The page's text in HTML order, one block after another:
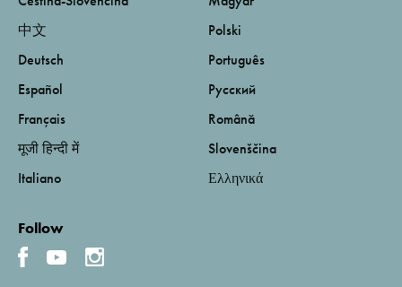
中文
Deutsch
Español
Français
मूजी हिन्दी में
Italiano
Polski
Português
Русский
Română
Slovenščina
Ελληνικά
Follow